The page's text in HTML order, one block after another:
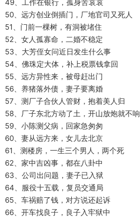
49、工作在银行，孤身苦哀哀
50、远方创业倒插门，厂地官司又死人
51、门前一棵树，有洞被堵住
52、女人孤寡命，二婚不稳定
53、大芳侄女问近日发生什么事
54、佛珠定大体，补上税票钱拿回
55、远方异性来，被母赶出门
56、养猪落外债，妻子要离婚
57、测厂子合伙人管财，抱着美人归
58、厂子东北方动了土，开山放炮就不响
59、小陈测父病，回家急匆匆
60、妻从远方来，女儿去北京
61、测楼房，一生三个男人，两个死
62、家中吉凶事，都在八卦中
63、公司出问题，妻子已入狱
64、服役十五载，复员交通局
65、车祸赔了钱，对方说还起诉
66、开车找良子，良子入牢狱中